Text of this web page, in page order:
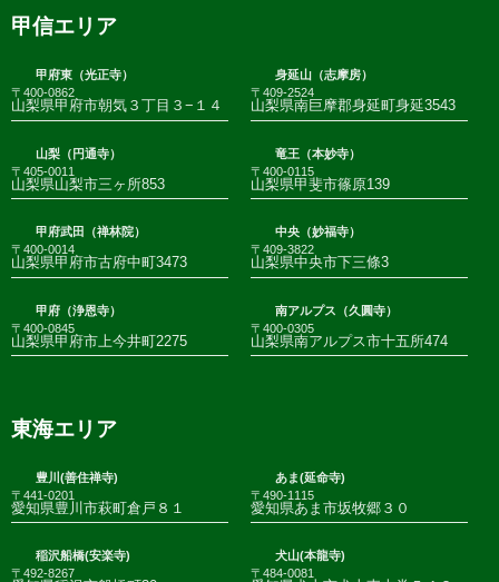
甲信エリア
甲府東（光正寺）
〒400-0862
山梨県甲府市朝気３丁目３−１４
身延山（志摩房）
〒409-2524
山梨県南巨摩郡身延町身延3543
山梨（円通寺）
〒405-0011
山梨県山梨市三ヶ所853
竜王（本妙寺）
〒400-0115
山梨県甲斐市篠原139
甲府武田（禅林院）
〒400-0014
山梨県甲府市古府中町3473
中央（妙福寺）
〒409-3822
山梨県中央市下三條3
甲府（浄恩寺）
〒400-0845
山梨県甲府市上今井町2275
南アルプス（久圓寺）
〒400-0305
山梨県南アルプス市十五所474
東海エリア
豊川(善住禅寺)
〒441-0201
愛知県豊川市萩町倉戸８１
あま(延命寺)
〒490-1115
愛知県あま市坂牧郷３０
稲沢船橋(安楽寺)
〒492-8267
犬山(本龍寺)
〒484-0081